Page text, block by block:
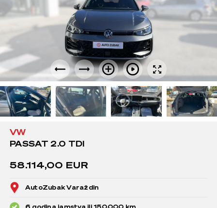
VW
PASSAT 2.0 TDI
58.114,00 EUR
AutoZubak Varaždin